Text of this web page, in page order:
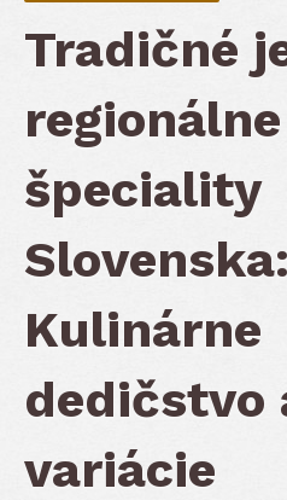
Tradičné
regionálne
špeciality
Slovenska:
Kulinárne
dedičstvo
variácie